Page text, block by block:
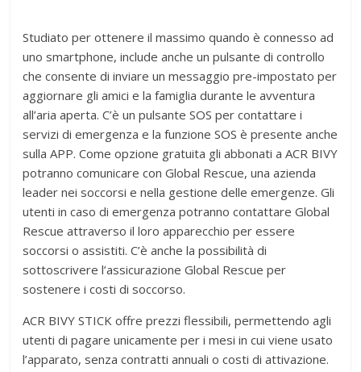
Studiato per ottenere il massimo quando è connesso ad
uno smartphone, include anche un pulsante di controllo
che consente di inviare un messaggio pre-impostato per
aggiornare gli amici e la famiglia durante le avventura
all’aria aperta. C’è un pulsante SOS per contattare i
servizi di emergenza e la funzione SOS è presente anche
sulla APP. Come opzione gratuita gli abbonati a ACR BIVY
potranno comunicare con Global Rescue, una azienda
leader nei soccorsi e nella gestione delle emergenze. Gli
utenti in caso di emergenza potranno contattare Global
Rescue attraverso il loro apparecchio per essere
soccorsi o assistiti. C’è anche la possibilità di
sottoscrivere l’assicurazione Global Rescue per
sostenere i costi di soccorso.
ACR BIVY STICK offre prezzi flessibili, permettendo agli
utenti di pagare unicamente per i mesi in cui viene usato
l’apparato, senza contratti annuali o costi di attivazione.